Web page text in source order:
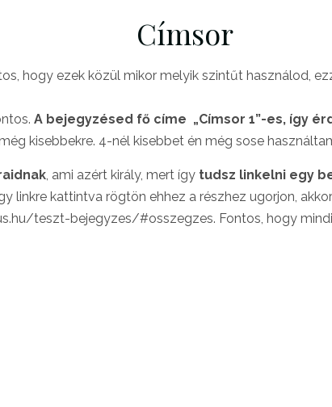
Címsor
hogy ezek közül mikor melyik szintűt használod,
A bejegyzésed fő címe „Címsor 1”-es, így
kisebbekre. 4-nél kisebbet én még sose
, ami azért király, mert így tudsz linkelni egy
linkre kattintva rögtön ehhez a részhez ugorjon,
teszt-bejegyzes/#osszegzes. Fontos, hogy